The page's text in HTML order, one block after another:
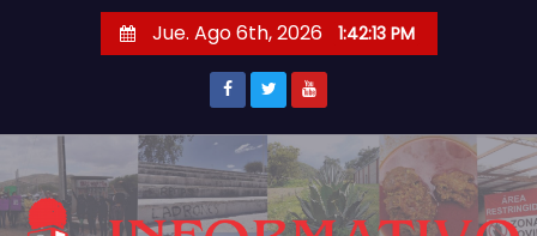
r
a
Jue. Ago 6th, 2026 1:42:13 PM